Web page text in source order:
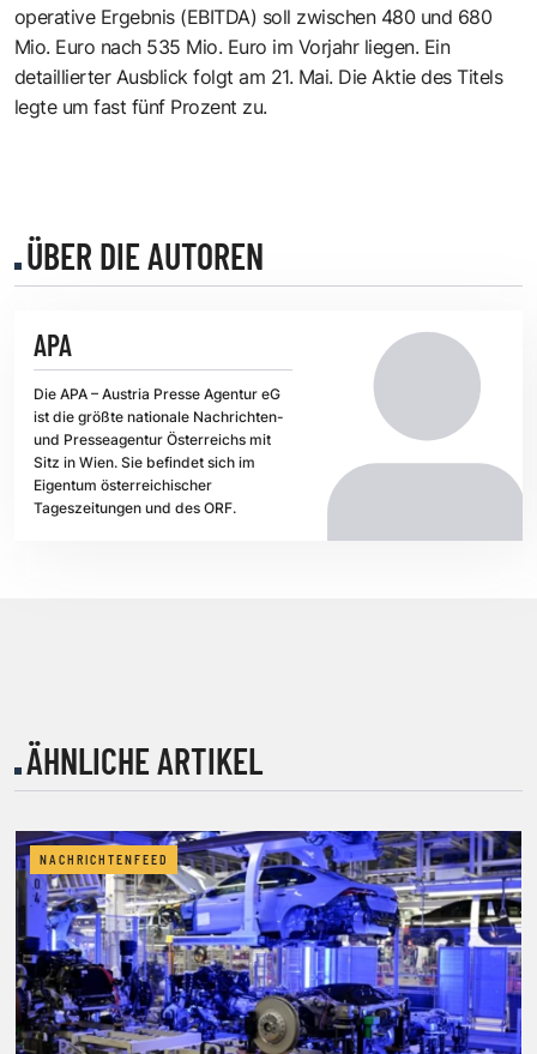
operative Ergebnis (EBITDA) soll zwischen 480 und 680
Mio. Euro nach 535 Mio. Euro im Vorjahr liegen. Ein
detaillierter Ausblick folgt am 21. Mai. Die Aktie des Titels
legte um fast fünf Prozent zu.
ÜBER DIE AUTOREN
APA
Die APA – Austria Presse Agentur eG
ist die größte nationale Nachrichten-
und Presseagentur Österreichs mit
Sitz in Wien. Sie befindet sich im
Eigentum österreichischer
Tageszeitungen und des ORF.
ÄHNLICHE ARTIKEL
NACHRICHTENFEED